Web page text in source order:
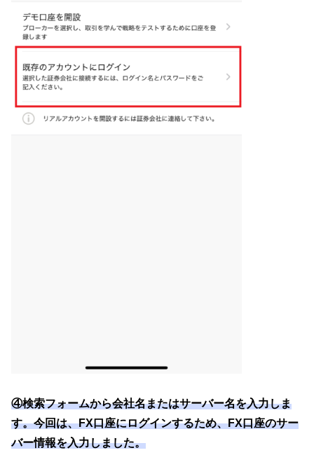
④検索フォームから会社名またはサーバー名を入力しま
す。今回は、FX口座にログインするため、FX口座のサー
バー情報を入力しました。